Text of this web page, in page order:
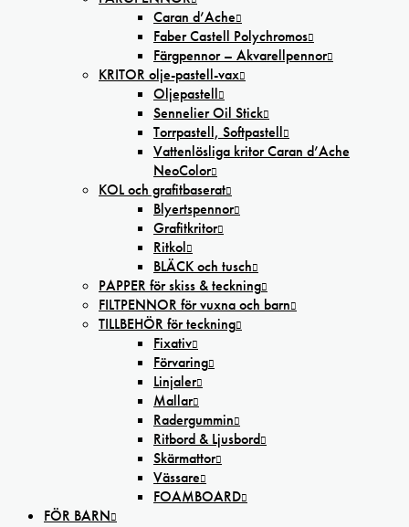
Caran d’Ache
Faber Castell Polychromos
Färgpennor – Akvarellpennor
KRITOR olje-pastell-vax
Oljepastell
Sennelier Oil Stick
Torrpastell, Softpastell
Vattenlösliga kritor Caran d’Ache
NeoColor
KOL och grafitbaserat
Blyertspennor
Grafitkritor
Ritkol
BLÄCK och tusch
PAPPER för skiss & teckning
FILTPENNOR för vuxna och barn
TILLBEHÖR för teckning
Fixativ
Förvaring
Linjaler
Mallar
Radergummin
Ritbord & Ljusbord
Skärmattor
Vässare
FOAMBOARD
FÖR BARN